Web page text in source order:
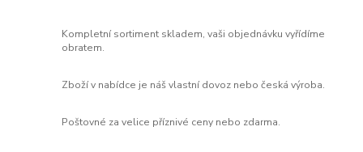
Kompletní sortiment skladem, vaši objednávku vyřídíme
obratem.
Zboží v nabídce je náš vlastní dovoz nebo česká výroba.
Poštovné za velice příznivé ceny nebo zdarma.